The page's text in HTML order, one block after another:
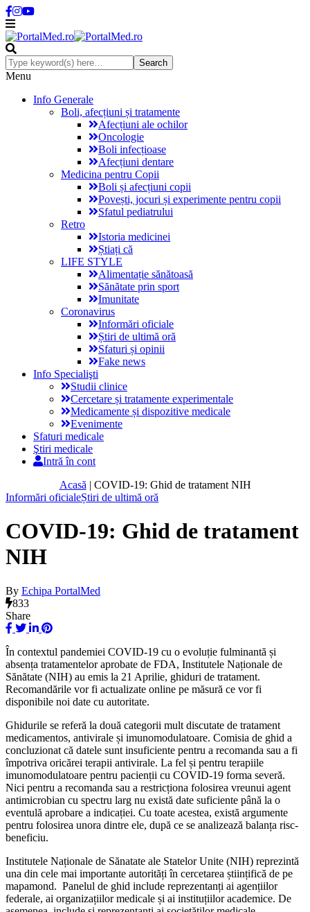
Menu
Info Generale
Boli, afecțiuni și tratamente
Afecțiuni ale ochilor
Oncologie
Boli infecțioase
Afecțiuni dentare
Medicina pentru Copii
Boli și afecțiuni copii
Povești, jocuri și experimente pentru copii
Sfatul pediatrului
Retro
Istoria medicinei
Știați că
LIFE STYLE
Alimentație sănătoasă
Sănătate prin sport
Imunitate
Coronavirus
Informări oficiale
Știri de ultimă oră
Sfaturi și opinii
Fake news
Info Specialişti
Studii clinice
Cercetare și tratamente experimentale
Medicamente și dispozitive medicale
Evenimente
Sfaturi medicale
Ştiri medicale
Intră în cont
Acasă | COVID-19: Ghid de tratament NIH
Informări oficialeȘtiri de ultimă oră
COVID-19: Ghid de tratament
NIH
By Echipa PortalMed
833
Share
În contextul pandemiei COVID-19 cu o evoluție fulminantă și
absența tratamentelor aprobate de FDA, Institutele Naționale de
Sănătate (NIH) au emis la 21 Aprilie, ghiduri de tratament.
Recomandările vor fi actualizate online pe măsură ce vor fi
disponibile noi date cu autoritate.
Ghidurile se referă la două categorii mult discutate de tratament
medicamentos, antivirale și imunomodulatoare. Comisia de ghid a
concluzionat că datele sunt insuficiente pentru a recomanda sau a fi
împotriva oricărei terapii antivirale. La fel și pentru terapiile
imunomodulatoare pentru pacienții cu COVID-19 forma severă.
Nici pentru a recomanda sau a restricționa folosirea vreunui agent
antimicrobian cu spectru larg nu există date suficiente până la o
eventulă aprobare a indicației. Cu toate acestea, există argumente
pentru folosirea unora dintre ele, după ce se analizează balanța risc-
beneficiu.
Institutele Naționale de Sănatate ale Statelor Unite (NIH) reprezintă
una din cele mai importante autorități în cercetarea științifică de pe
mapamond. Panelul de ghid include reprezentanți ai agențiilor
federale, ai organizațiilor medicale și ai instituțiilor academice. De